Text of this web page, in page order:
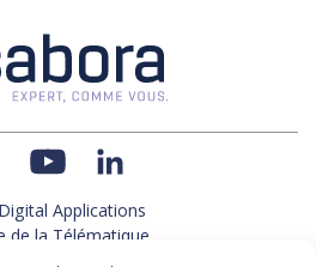
Applications
de la Télématique
42000 SAINT-ETIENNE